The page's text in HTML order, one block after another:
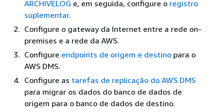
ARCHIVELOG e, em seguida, configure o registro
suplementar.
Configure o gateway da Internet entre a rede on-
premises e a rede da AWS.
Configure endpoints de origem e destino para o
AWS DMS.
Configure as tarefas de replicação do AWS DMS
para migrar os dados do banco de dados de
origem para o banco de dados de destino.